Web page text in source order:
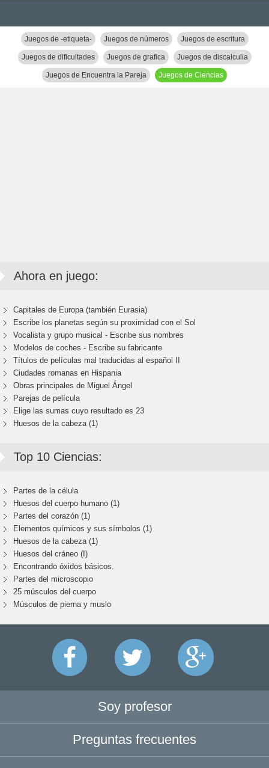
Juegos de -etiqueta- Juegos de números Juegos de escritura
Juegos de dificultades Juegos de grafica Juegos de discalculia
Juegos de Encuentra la Pareja Juegos de Ciencias
Ahora en juego:
Capitales de Europa (también Eurasia)
Escribe los planetas según su proximidad con el Sol
Vocalista y grupo musical - Escribe sus nombres
Modelos de coches - Escribe su fabricante
Títulos de películas mal traducidas al español II
Ciudades romanas en Hispania
Obras principales de Miguel Ángel
Parejas de película
Elige las sumas cuyo resultado es 23
Huesos de la cabeza (1)
Top 10 Ciencias:
Partes de la célula
Huesos del cuerpo humano (1)
Partes del corazón (1)
Elementos químicos y sus símbolos (1)
Huesos de la cabeza (1)
Huesos del cráneo (I)
Encontrando óxidos básicos.
Partes del microscopio
25 músculos del cuerpo
Músculos de pierna y muslo
Soy profesor
Preguntas frecuentes